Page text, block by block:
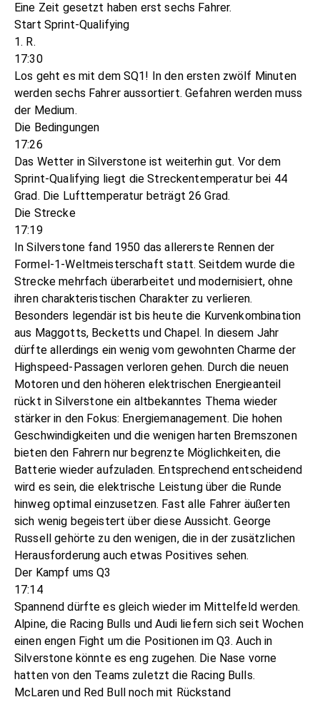
Eine Zeit gesetzt haben erst sechs Fahrer.
Start Sprint-Qualifying
1. R.
17:30
Los geht es mit dem SQ1! In den ersten zwölf Minuten
werden sechs Fahrer aussortiert. Gefahren werden muss
der Medium.
Die Bedingungen
17:26
Das Wetter in Silverstone ist weiterhin gut. Vor dem
Sprint-Qualifying liegt die Streckentemperatur bei 44
Grad. Die Lufttemperatur beträgt 26 Grad.
Die Strecke
17:19
In Silverstone fand 1950 das allererste Rennen der
Formel-1-Weltmeisterschaft statt. Seitdem wurde die
Strecke mehrfach überarbeitet und modernisiert, ohne
ihren charakteristischen Charakter zu verlieren.
Besonders legendär ist bis heute die Kurvenkombination
aus Maggotts, Becketts und Chapel. In diesem Jahr
dürfte allerdings ein wenig vom gewohnten Charme der
Highspeed-Passagen verloren gehen. Durch die neuen
Motoren und den höheren elektrischen Energieanteil
rückt in Silverstone ein altbekanntes Thema wieder
stärker in den Fokus: Energiemanagement. Die hohen
Geschwindigkeiten und die wenigen harten Bremszonen
bieten den Fahrern nur begrenzte Möglichkeiten, die
Batterie wieder aufzuladen. Entsprechend entscheidend
wird es sein, die elektrische Leistung über die Runde
hinweg optimal einzusetzen. Fast alle Fahrer äußerten
sich wenig begeistert über diese Aussicht. George
Russell gehörte zu den wenigen, die in der zusätzlichen
Herausforderung auch etwas Positives sehen.
Der Kampf ums Q3
17:14
Spannend dürfte es gleich wieder im Mittelfeld werden.
Alpine, die Racing Bulls und Audi liefern sich seit Wochen
einen engen Fight um die Positionen im Q3. Auch in
Silverstone könnte es eng zugehen. Die Nase vorne
hatten von den Teams zuletzt die Racing Bulls.
McLaren und Red Bull noch mit Rückstand